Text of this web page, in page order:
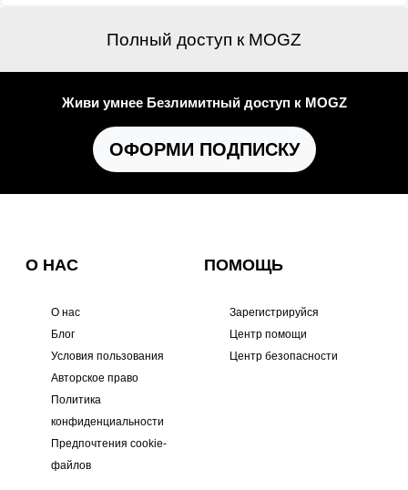
Полный доступ к MOGZ
Живи умнее Безлимитный доступ к MOGZ
ОФОРМИ ПОДПИСКУ
О НАС
О нас
Блог
Условия пользования
Авторское право
Политика
конфиденциальности
Предпочтения cookie-
файлов
ПОМОЩЬ
Зарегистрируйся
Центр помощи
Центр безопасности